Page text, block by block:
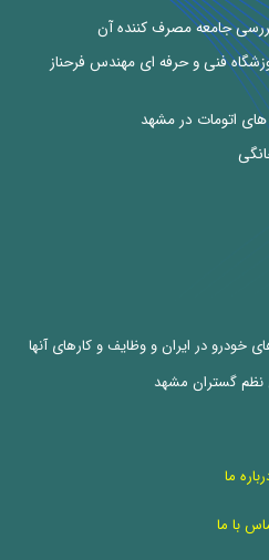
جامعه مصرف کننده آن
فنی و حرفه ای مهندس فرحناز
اتومات در مشهد
خودرو در ایران و وظایف و کارهای آنها
نظم گستران مشهد
ما
با ما